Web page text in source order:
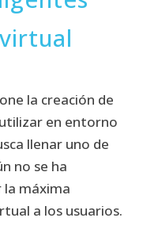
la creación de
en entorno
llenar uno de
no se ha
la máxima
a los usuarios.